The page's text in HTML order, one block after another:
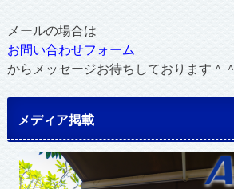
メールの場合は
お問い合わせフォーム
からメッセージお待ちしております＾＾
メディア掲載